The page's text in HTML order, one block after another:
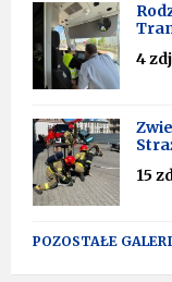
4
15
POZOSTAŁE